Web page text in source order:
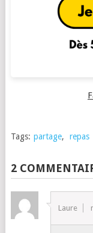
Tags: partage, repas
2
Laure